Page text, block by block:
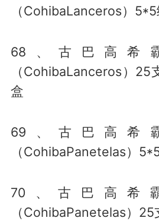
（CohibaLanceros）
68、古巴高希
（CohibaLanceros）
盒
69、古巴高希
（CohibaPanetelas）
70、古巴高希
（CohibaPanetelas）